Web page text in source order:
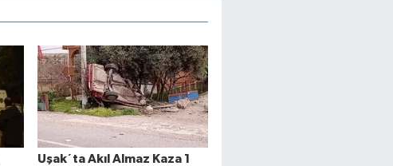
Uşak´ta Akıl Almaz Kaza 1